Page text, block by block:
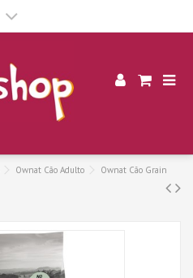
Ownat Cão Adulto
Ownat Cão Grain